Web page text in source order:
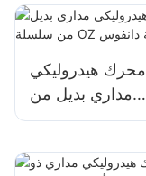
باللون الأبيض
محرك هيدروليكي
مداري بديل من
سلسلة OZ لشركة